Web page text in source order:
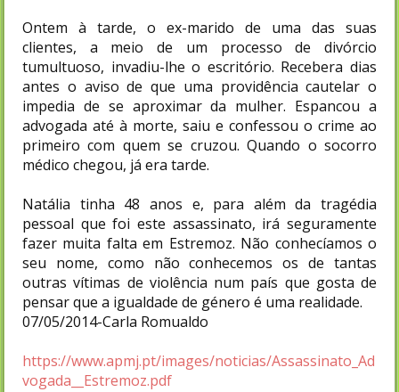
Ontem à tarde, o ex-marido de uma das suas
clientes, a meio de um processo de divórcio
tumultuoso, invadiu-lhe o escritório. Recebera dias
antes o aviso de que uma providência cautelar o
impedia de se aproximar da mulher. Espancou a
advogada até à morte, saiu e confessou o crime ao
primeiro com quem se cruzou. Quando o socorro
médico chegou, já era tarde.
Natália tinha 48 anos e, para além da tragédia
pessoal que foi este assassinato, irá seguramente
fazer muita falta em Estremoz. Não conhecíamos o
seu nome, como não conhecemos os de tantas
outras vítimas de violência num país que gosta de
pensar que a igualdade de género é uma realidade.
07/05/2014-Carla Romualdo
https://www.apmj.pt/images/noticias/Assassinato_Ad
vogada__Estremoz.pdf